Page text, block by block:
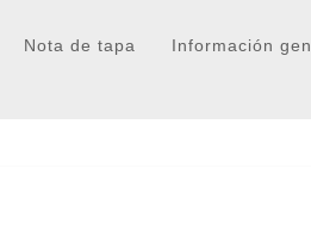
Nota de tapa Información